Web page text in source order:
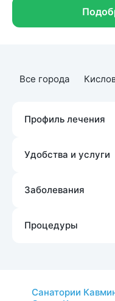
Все города
Профиль лечения
Удобства и услуги
Заболевания
Процедуры
Санатории